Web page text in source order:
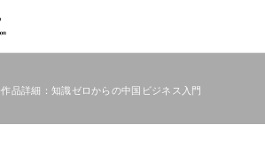
作品詳細：知識ゼロからの中国ビジネス入門